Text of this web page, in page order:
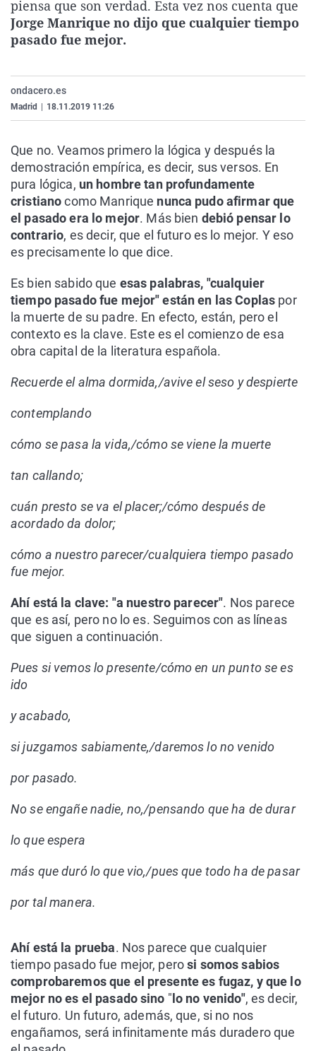
La rosa de los vientos
Caso
Extremadura
Virales
piensa que son verdad. Esta vez nos cuenta que
Jorge Manrique no dijo que cualquier tiempo
pasado fue mejor.
ondacero.es
Madrid 18.11.2019 11:26
Que no. Veamos primero la lógica y después la
demostración empírica, es decir, sus versos. En
pura lógica, un hombre tan profundamente
cristianocomo Manrique nunca pudo afirmar que
el pasado era lo mejor. Más bien debió pensar lo
contrario, es decir, que el futuro es lo mejor. Y eso
es precisamente lo que dice.
Es bien sabido que esas palabras, "cualquier
tiempo pasado fue mejor" están en las Coplas por
la muerte de su padre. En efecto, están, pero el
contexto es la clave. Este es el comienzo de esa
obra capital de la literatura española.
Recuerde el alma dormida,/avive el seso y despierte
contemplando
cómo se pasa la vida,/cómo se viene la muerte
tan callando;
cuán presto se va el placer;/cómo después de
acordado da dolor;
cómo a nuestro parecer/cualquiera tiempo pasado
fue mejor.
Ahí está la clave: "a nuestro parecer". Nos parece
que es así, pero no lo es. Seguimos con as líneas
que siguen a continuación.
Pues si vemos lo presente/cómo en un punto se es
ido
y acabado,
si juzgamos sabiamente,/daremos lo no venido
por pasado.
No se engañe nadie, no,/pensando que ha de durar
lo que espera
más que duró lo que vio,/pues que todo ha de pasar
por tal manera.
Ahí está la prueba. Nos parece que cualquier
tiempo pasado fue mejor, perosi somos sabios
comprobaremos que el presente es fugaz, y que lo
mejor no es el pasado sino " lo no venido", es decir,
el futuro. Un futuro, además, que, si no nos
engañamos, será infinitamente más duradero que